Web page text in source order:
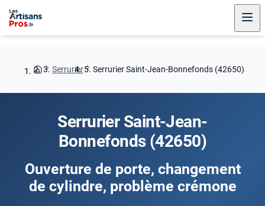
Serrurier Serrurier Saint-Jean-Bonnefonds (42650)
Serrurier Saint-Jean-
Bonnefonds (42650)
Ouverture de porte, changement
de cylindre, problème crémone